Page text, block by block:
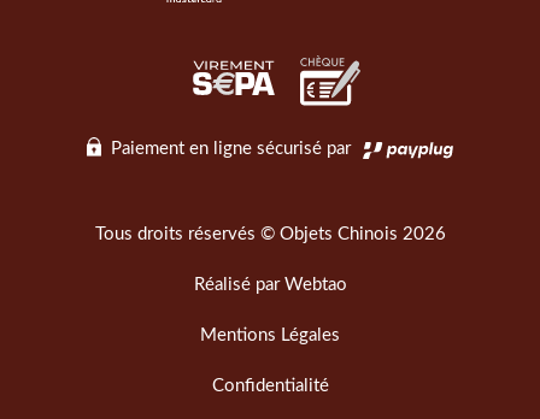
Paiement en ligne sécurisé par
Tous droits réservés © Objets Chinois 2026
Réalisé par Webtao
Mentions Légales
Confidentialité